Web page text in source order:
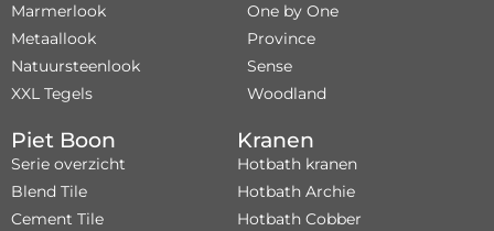
Marmerlook
Metaallook
Natuursteenlook
XXL Tegels
One by One
Province
Sense
Woodland
Piet Boon
Serie overzicht
Blend Tile
Cement Tile
Kranen
Hotbath kranen
Hotbath Archie
Hotbath Cobber